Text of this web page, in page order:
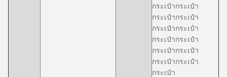
กระเป๋ากระเป๋า
กระเป๋ากระเป๋า
กระเป๋ากระเป๋า
กระเป๋ากระเป๋า
กระเป๋ากระเป๋า
กระเป๋ากระเป๋า
กระเป๋า